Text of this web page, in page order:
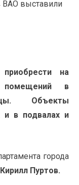
на
в
Объекты
и в подвалах и
города
Кирилл Пуртов.